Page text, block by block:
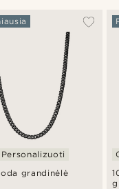
grandinėlė